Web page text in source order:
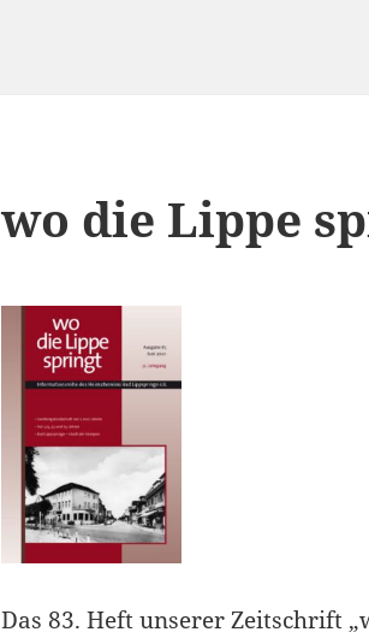
wo die Lippe
Das 83. Heft unserer Zeitschrift